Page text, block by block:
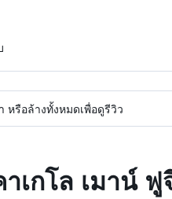
หรือล้างทั้งหมดเพื่อดูรีวิว
เกโล เมาน์